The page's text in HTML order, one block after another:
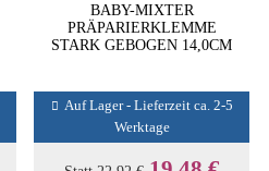
BABY-MIXTER
PRÄPARIERKLEMME
STARK GEBOGEN 14,0CM
Auf Lager - Lieferzeit ca. 2-5
Werktage